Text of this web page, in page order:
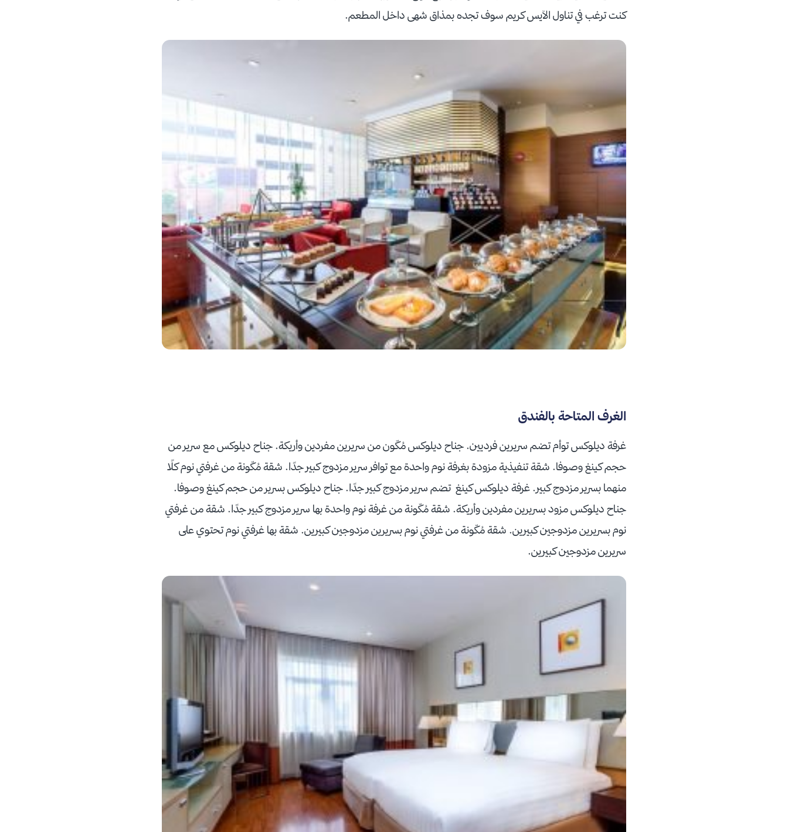
كنت ترغب في تناول الآيس كريم سوف تجده بمذاق شهى داخل المطعم.
الغرف المتاحة بالفندق
غرفة ديلوكس توأم تضم سريرين فرديين. جناح ديلوكس مُكّون من سريرين مفردين وأريكة. جناح ديلوكس مع سرير من
حجم كينغ وصوفا. شقة تنفيذية مزودة بغرفة نوم واحدة مع توافر سرير مزدوج كبير جدًا. شقة مُكّونة من غرفتي نوم كلًا
منهما بسرير مزدوج كبير. غرفة ديلوكس كينغ تضم سرير مزدوج كبير جدًا. جناح ديلوكس بسرير من حجم كينغ وصوفا.
جناح ديلوكس مزود بسريرين مفردين وأريكة. شقة مُكّونة من غرفة نوم واحدة بها سرير مزدوج كبير جدًا. شقة من غرفتي
نوم بسريرين مزدوجين كبيرين. شقة مُكّونة من غرفتي نوم بسريرين مزدوجين كبيرين. شقة بها غرفتي نوم تحتوي على
سريرين مزدوجين كبيرين.